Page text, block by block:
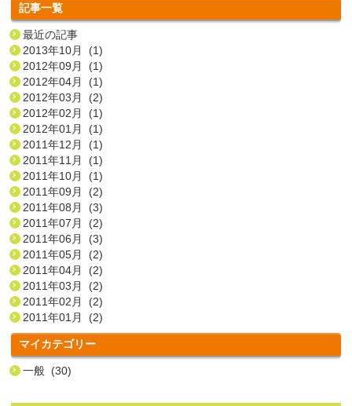
記事一覧
最近の記事
2013年10月 (1)
2012年09月 (1)
2012年04月 (1)
2012年03月 (2)
2012年02月 (1)
2012年01月 (1)
2011年12月 (1)
2011年11月 (1)
2011年10月 (1)
2011年09月 (2)
2011年08月 (3)
2011年07月 (2)
2011年06月 (3)
2011年05月 (2)
2011年04月 (2)
2011年03月 (2)
2011年02月 (2)
2011年01月 (2)
マイカテゴリー
一般 (30)